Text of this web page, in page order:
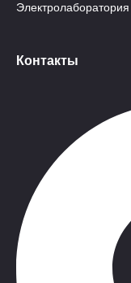
Электролаборатория
Контакты